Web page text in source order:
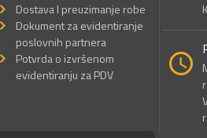
Dostava I preuzimanje robe
Dokument za evidentiranje
poslovnih partnera
Potvrda o izvršenom
evidentiranju za PDV